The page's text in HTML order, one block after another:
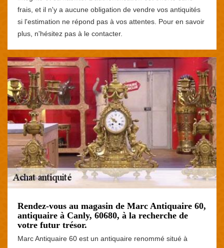
frais, et il n'y a aucune obligation de vendre vos antiquités
si l'estimation ne répond pas à vos attentes. Pour en savoir
plus, n'hésitez pas à le contacter.
Rendez-vous au magasin de Marc Antiquaire 60,
antiquaire à Canly, 60680, à la recherche de
votre futur trésor.
Marc Antiquaire 60 est un antiquaire renommé situé à